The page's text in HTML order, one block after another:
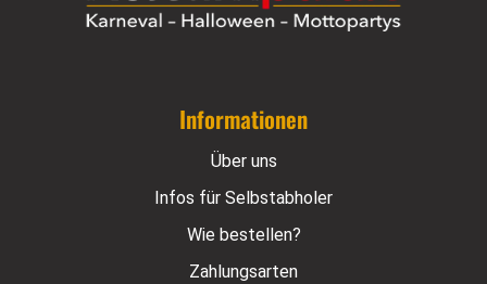
Informationen
Über uns
Infos für Selbstabholer
Wie bestellen?
Zahlungsarten